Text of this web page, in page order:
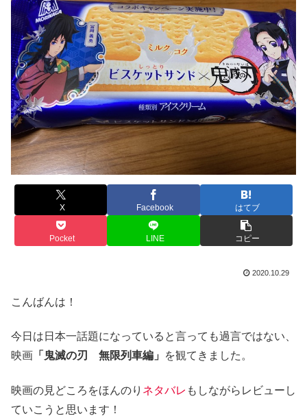
X Facebook はてブ
Pocket LINE コピー
2020.10.29
こんばんは！
今日は日本一話題になっていると言っても過言ではない、
映画 「鬼滅の刃 無限列車編」 を観てきました。
映画の見どころをほんのり ネタバレ もしながらレビューし
ていこうと思います！